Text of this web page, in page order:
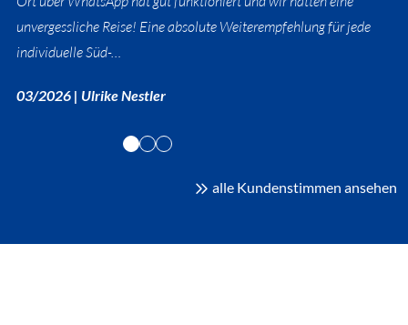
unvergessliche Reise! Eine absolute Weiterempfehlung für jede
individuelle Süd-…
03/2026 | Ulrike Nestler
alle Kundenstimmen ansehen